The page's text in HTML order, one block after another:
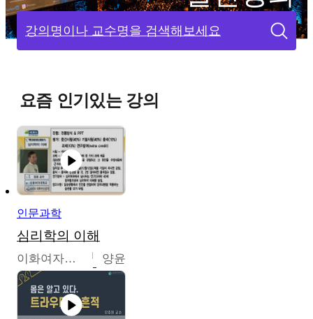
강의명이나 교수명을 검색해보세요
요즘 인기있는 강의
인문과학
심리학의 이해
이화여자대학교 양윤